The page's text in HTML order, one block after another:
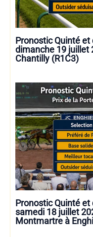
Pronostic Quinté et
dimanche 19 juillet
Chantilly (R1C3)
Pronostic Quinté et
samedi 18 juillet
Montmartre à